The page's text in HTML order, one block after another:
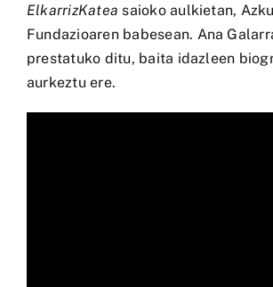
ElkarrizKatea saioko aulkietan,
Fundazioaren babesean. Ana
prestatuko ditu, baita idazleen
aurkeztu ere.